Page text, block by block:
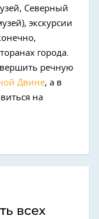
Северный
экскурсии
города.
речную
Двине, а в
на
всех